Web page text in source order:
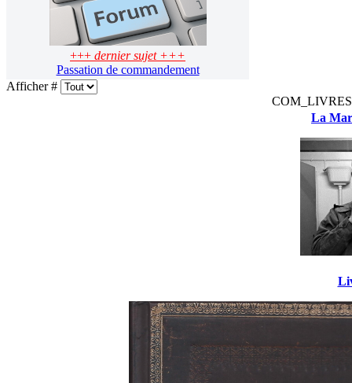
+++ dernier sujet +++
Passation de commandement
Afficher #
La